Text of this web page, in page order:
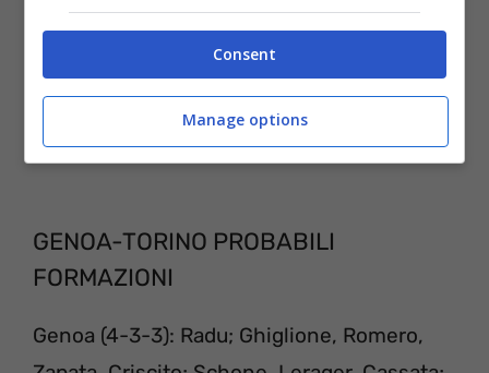
GENOA-TORINO PROBABILI
FORMAZIONI
Genoa (4-3-3): Radu; Ghiglione, Romero,
Consent
Manage options